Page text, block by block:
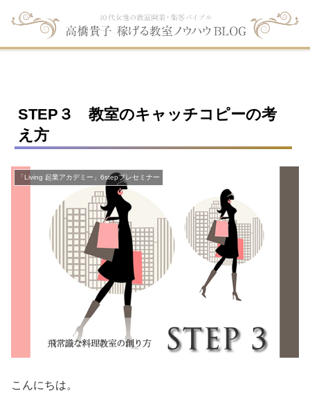
STEP３ 教室のキャッチコピーの考
え方
「Living 起業アカデミー」6stepプレセミナー
こんにちは。